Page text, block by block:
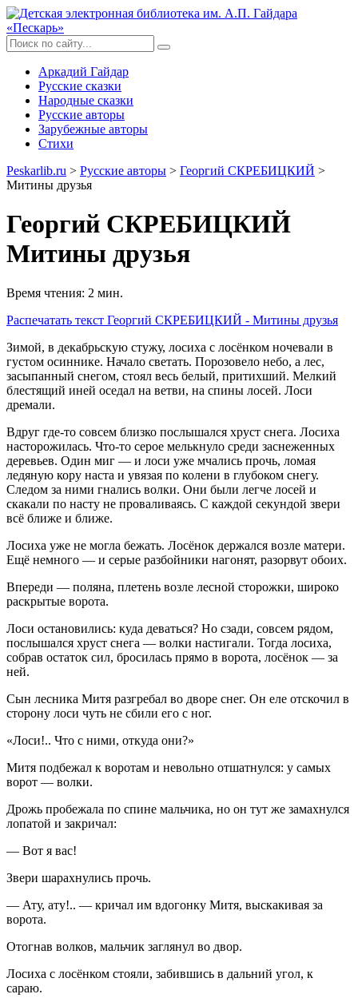
Аркадий Гайдар
Русские сказки
Народные сказки
Русские авторы
Зарубежные авторы
Стихи
Peskarlib.ru > Русские авторы > Георгий СКРЕБИЦКИЙ >
Митины друзья
Георгий СКРЕБИЦКИЙ
Митины друзья
Время чтения: 2 мин.
Распечатать текст Георгий СКРЕБИЦКИЙ - Митины друзья
Зимой, в декабрьскую стужу, лосиха с лосёнком ночевали в
густом осиннике. Начало светать. Порозовело небо, а лес,
засыпанный снегом, стоял весь белый, притихший. Мелкий
блестящий иней оседал на ветви, на спины лосей. Лоси
дремали.
Вдруг где-то совсем близко послышался хруст снега. Лосиха
насторожилась. Что-то серое мелькнуло среди заснеженных
деревьев. Один миг — и лоси уже мчались прочь, ломая
ледяную кору наста и увязая по колени в глубоком снегу.
Следом за ними гнались волки. Они были легче лосей и
скакали по насту не проваливаясь. С каждой секундой звери
всё ближе и ближе.
Лосиха уже не могла бежать. Лосёнок держался возле матери.
Ещё немного — и серые разбойники нагонят, разорвут обоих.
Впереди — поляна, плетень возле лесной сторожки, широко
раскрытые ворота.
Лоси остановились: куда деваться? Но сзади, совсем рядом,
послышался хруст снега — волки настигали. Тогда лосиха,
собрав остаток сил, бросилась прямо в ворота, лосёнок — за
ней.
Сын лесника Митя разгребал во дворе снег. Он еле отскочил в
сторону лоси чуть не сбили его с ног.
«Лоси!.. Что с ними, откуда они?»
Митя подбежал к воротам и невольно отшатнулся: у самых
ворот — волки.
Дрожь пробежала по спине мальчика, но он тут же замахнулся
лопатой и закричал:
— Вот я вас!
Звери шарахнулись прочь.
— Ату, ату!.. — кричал им вдогонку Митя, выскакивая за
ворота.
Отогнав волков, мальчик заглянул во двор.
Лосиха с лосёнком стояли, забившись в дальний угол, к
сараю.